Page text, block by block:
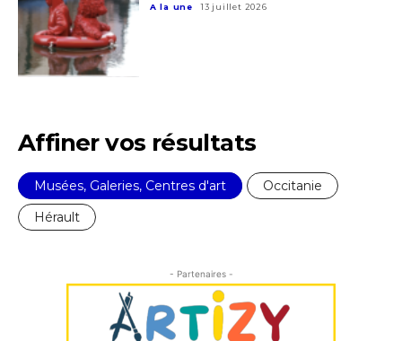
A la une 13 juillet 2026
Affiner vos résultats
Musées, Galeries, Centres d'art
Occitanie
Hérault
- Partenaires -